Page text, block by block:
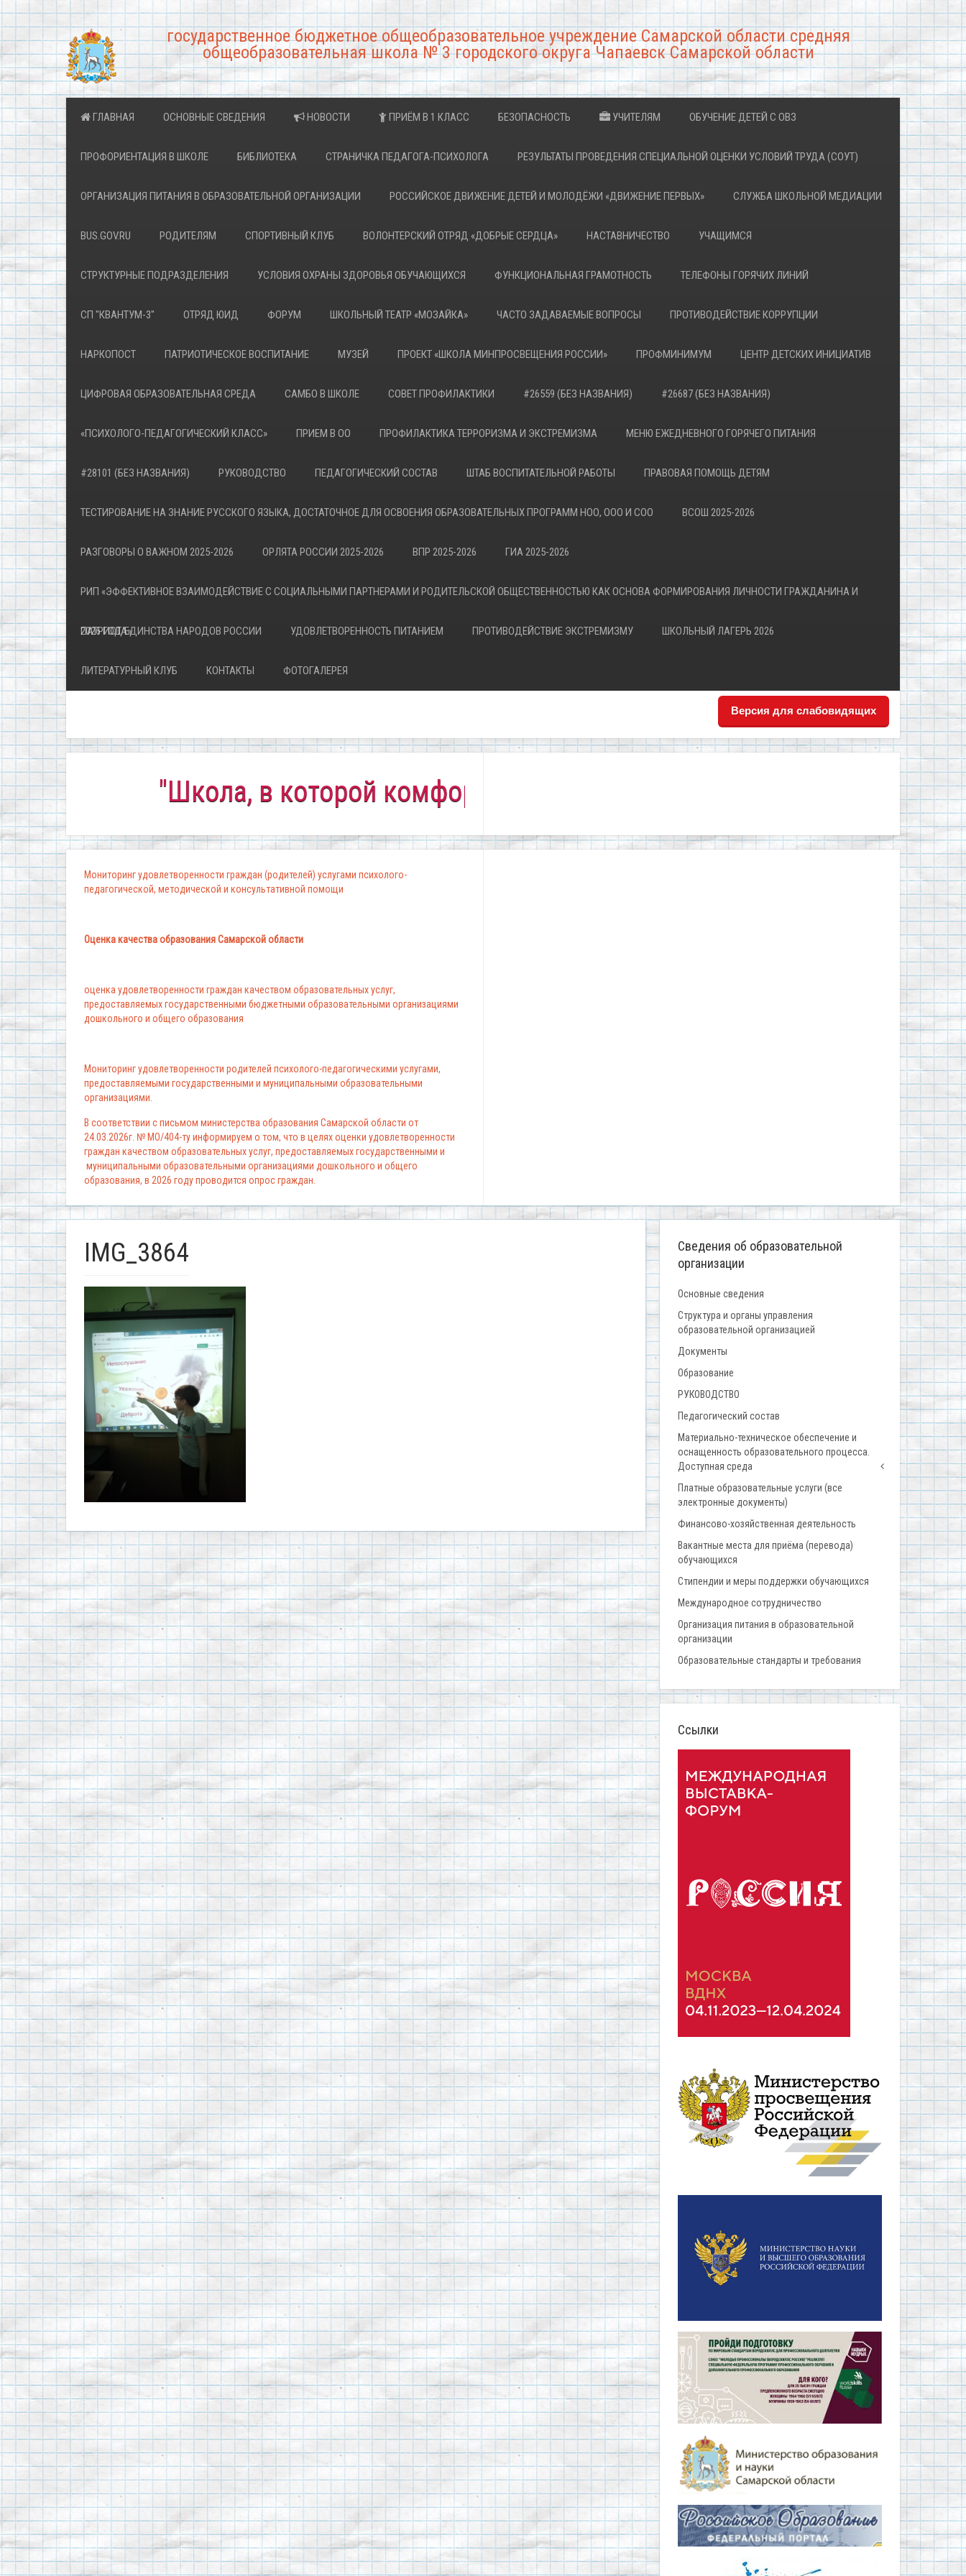
государственное бюджетное общеобразовательное учреждение Самарской области средняя
общеобразовательная школа № 3 городского округа Чапаевск Самарской области
ГЛАВНАЯ ОСНОВНЫЕ СВЕДЕНИЯ НОВОСТИ ПРИЁМ В 1 КЛАСС БЕЗОПАСНОСТЬ УЧИТЕЛЯМ ОБУЧЕНИЕ ДЕТЕЙ С ОВЗ
ПРОФОРИЕНТАЦИЯ В ШКОЛЕ БИБЛИОТЕКА СТРАНИЧКА ПЕДАГОГА-ПСИХОЛОГА РЕЗУЛЬТАТЫ ПРОВЕДЕНИЯ СПЕЦИАЛЬНОЙ ОЦЕНКИ УСЛОВИЙ ТРУДА (СОУТ)
ОРГАНИЗАЦИЯ ПИТАНИЯ В ОБРАЗОВАТЕЛЬНОЙ ОРГАНИЗАЦИИ РОССИЙСКОЕ ДВИЖЕНИЕ ДЕТЕЙ И МОЛОДЁЖИ «ДВИЖЕНИЕ ПЕРВЫХ» СЛУЖБА ШКОЛЬНОЙ МЕДИАЦИИ
BUS.GOV.RU РОДИТЕЛЯМ СПОРТИВНЫЙ КЛУБ ВОЛОНТЕРСКИЙ ОТРЯД «ДОБРЫЕ СЕРДЦА» НАСТАВНИЧЕСТВО УЧАЩИМСЯ
СТРУКТУРНЫЕ ПОДРАЗДЕЛЕНИЯ УСЛОВИЯ ОХРАНЫ ЗДОРОВЬЯ ОБУЧАЮЩИХСЯ ФУНКЦИОНАЛЬНАЯ ГРАМОТНОСТЬ ТЕЛЕФОНЫ ГОРЯЧИХ ЛИНИЙ
СП "КВАНТУМ-3" ОТРЯД ЮИД ФОРУМ ШКОЛЬНЫЙ ТЕАТР «МОЗАЙКА» ЧАСТО ЗАДАВАЕМЫЕ ВОПРОСЫ ПРОТИВОДЕЙСТВИЕ КОРРУПЦИИ
НАРКОПОСТ ПАТРИОТИЧЕСКОЕ ВОСПИТАНИЕ МУЗЕЙ ПРОЕКТ «ШКОЛА МИНПРОСВЕЩЕНИЯ РОССИИ» ПРОФМИНИМУМ ЦЕНТР ДЕТСКИХ ИНИЦИАТИВ
ЦИФРОВАЯ ОБРАЗОВАТЕЛЬНАЯ СРЕДА САМБО В ШКОЛЕ СОВЕТ ПРОФИЛАКТИКИ #26559 (БЕЗ НАЗВАНИЯ) #26687 (БЕЗ НАЗВАНИЯ)
«ПСИХОЛОГО-ПЕДАГОГИЧЕСКИЙ КЛАСС» ПРИЕМ В ОО ПРОФИЛАКТИКА ТЕРРОРИЗМА И ЭКСТРЕМИЗМА МЕНЮ ЕЖЕДНЕВНОГО ГОРЯЧЕГО ПИТАНИЯ
#28101 (БЕЗ НАЗВАНИЯ) РУКОВОДСТВО ПЕДАГОГИЧЕСКИЙ СОСТАВ ШТАБ ВОСПИТАТЕЛЬНОЙ РАБОТЫ ПРАВОВАЯ ПОМОЩЬ ДЕТЯМ
ТЕСТИРОВАНИЕ НА ЗНАНИЕ РУССКОГО ЯЗЫКА, ДОСТАТОЧНОЕ ДЛЯ ОСВОЕНИЯ ОБРАЗОВАТЕЛЬНЫХ ПРОГРАММ НОО, ООО И СОО ВСОШ 2025-2026
РАЗГОВОРЫ О ВАЖНОМ 2025-2026 ОРЛЯТА РОССИИ 2025-2026 ВПР 2025-2026 ГИА 2025-2026
РИП «ЭФФЕКТИВНОЕ ВЗАИМОДЕЙСТВИЕ С СОЦИАЛЬНЫМИ ПАРТНЕРАМИ И РОДИТЕЛЬСКОЙ ОБЩЕСТВЕННОСТЬЮ КАК ОСНОВА ФОРМИРОВАНИЯ ЛИЧНОСТИ ГРАЖДАНИНА И
ПАТРИОТА»
2026 ГОД ЕДИНСТВА НАРОДОВ РОССИИ УДОВЛЕТВОРЕННОСТЬ ПИТАНИЕМ ПРОТИВОДЕЙСТВИЕ ЭКСТРЕМИЗМУ ШКОЛЬНЫЙ ЛАГЕРЬ 2026
ЛИТЕРАТУРНЫЙ КЛУБ КОНТАКТЫ ФОТОГАЛЕРЕЯ
Версия для слабовидящих
"Школа, в которой комфортно всем!"
Мониторинг удовлетворенности граждан (родителей) услугами психолого-
педагогической, методической и консультативной помощи
Оценка качества образования Самарской области
оценка удовлетворенности граждан качеством образовательных услуг,
предоставляемых государственными бюджетными образовательными организациями
дошкольного и общего образования
Мониторинг удовлетворенности родителей психолого-педагогическими услугами,
предоставляемыми государственными и муниципальными образовательными
организациями.
В соответствии с письмом министерства образования Самарской области от
24.03.2026г. № МО/404-ту информируем о том, что в целях оценки удовлетворенности
граждан качеством образовательных услуг, предоставляемых государственными и
муниципальными образовательными организациями дошкольного и общего
образования, в 2026 году проводится опрос граждан.
IMG_3864
Сведения об образовательной
организации
Основные сведения
Структура и органы управления
образовательной организацией
Документы
Образование
РУКОВОДСТВО
Педагогический состав
Материально-техническое обеспечение и
оснащенность образовательного процесса.
Доступная среда
Платные образовательные услуги (все
электронные документы)
Финансово-хозяйственная деятельность
Вакантные места для приёма (перевода)
обучающихся
Стипендии и меры поддержки обучающихся
Международное сотрудничество
Организация питания в образовательной
организации
Образовательные стандарты и требования
Ссылки